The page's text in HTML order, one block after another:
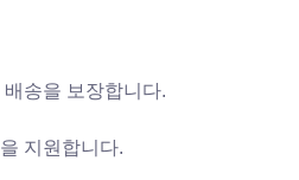
송을 보장합니다.
지원합니다.